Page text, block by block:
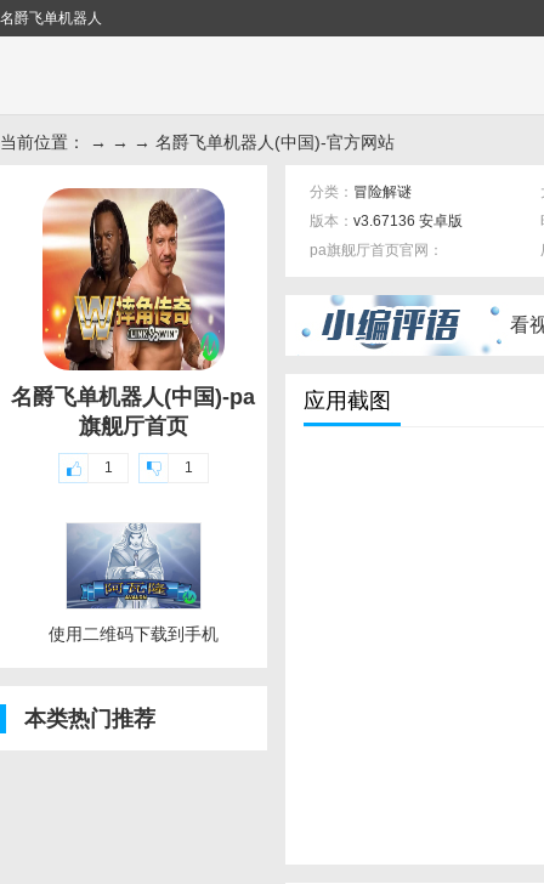
名爵飞单机器人
当前位置： → → → 名爵飞单机器人(中国)-官方网站
名爵飞单机器人(中国)-pa
旗舰厅首页
1 1
使用二维码下载到手机
本类热门推荐
分类： 冒险解谜
版本： v3.67136 安卓版
pa旗舰厅首页官网：
看
应用截图